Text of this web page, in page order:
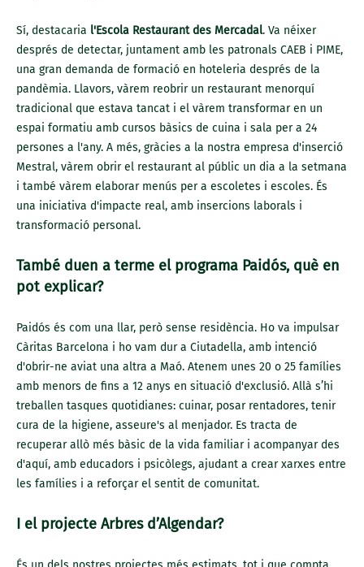
Sí, destacaria l'Escola Restaurant des Mercadal. Va néixer
després de detectar, juntament amb les patronals CAEB i PIME,
una gran demanda de formació en hoteleria després de la
pandèmia. Llavors, vàrem reobrir un restaurant menorquí
tradicional que estava tancat i el vàrem transformar en un
espai formatiu amb cursos bàsics de cuina i sala per a 24
persones a l'any. A més, gràcies a la nostra empresa d'inserció
Mestral, vàrem obrir el restaurant al públic un dia a la setmana
i també vàrem elaborar menús per a escoletes i escoles. És
una iniciativa d'impacte real, amb insercions laborals i
transformació personal.
També duen a terme el programa Paidós, què en
pot explicar?
Paidós és com una llar, però sense residència. Ho va impulsar
Càritas Barcelona i ho vam dur a Ciutadella, amb intenció
d'obrir-ne aviat una altra a Maó. Atenem unes 20 o 25 famílies
amb menors de fins a 12 anys en situació d'exclusió. Allà s’hi
treballen tasques quotidianes: cuinar, posar rentadores, tenir
cura de la higiene, asseure's al menjador. Es tracta de
recuperar allò més bàsic de la vida familiar i acompanyar des
d'aquí, amb educadors i psicòlegs, ajudant a crear xarxes entre
les famílies i a reforçar el sentit de comunitat.
I el projecte Arbres d’Algendar?